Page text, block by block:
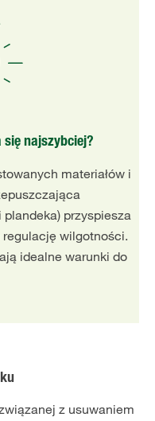
się najszybciej?
materiałów i
przyspiesza
wilgotności.
idealne warunki do
z usuwaniem